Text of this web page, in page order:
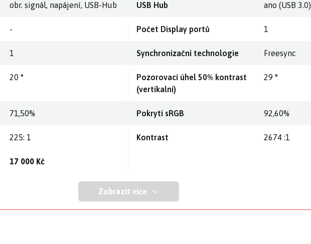
obr. signál, napájení, USB-Hub USB Hub ano (USB 3.0)
- Počet Display portů 1
1 Synchronizační technologie Freesync
20 °
Pozorovací úhel 50% kontrast
(vertikalní)
29 °
71,50% Pokrytí sRGB 92,60%
225: 1 Kontrast 2674 :1
17 000 Kč
Zobrazit více